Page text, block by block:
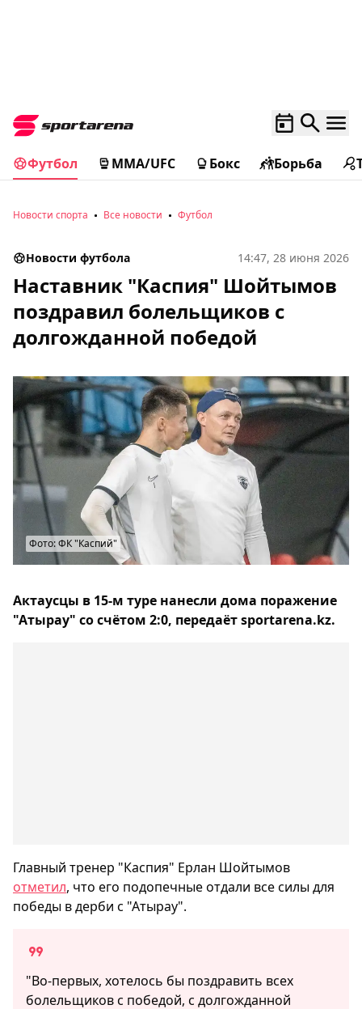
Футбол MMA/UFC Бокс Борьба
Новости спорта Все новости Футбол
Новости футбола 14:47, 28 июня 2026
Наставник "Каспия" Шойтымов
поздравил болельщиков с
долгожданной победой
Фото: ФК "Каспий"
Актаусцы в 15-м туре нанесли дома поражение
"Атырау" со счётом 2:0, передаёт sportarena.kz.
Главный тренер "Каспия" Ерлан Шойтымов
отметил, что его подопечные отдали все силы для
победы в дерби с "Атырау".
"Во-первых, хотелось бы поздравить всех
болельщиков c победой, с долгожданной